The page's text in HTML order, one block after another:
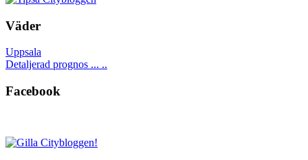
Väder
Uppsala
Detaljerad prognos ... ..
Facebook